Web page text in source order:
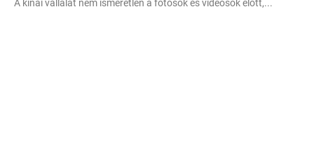
A kínai vállalat nem ismeretlen a fotósok és videósok előtt,